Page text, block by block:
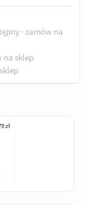
· zamów na
na sklep
zł